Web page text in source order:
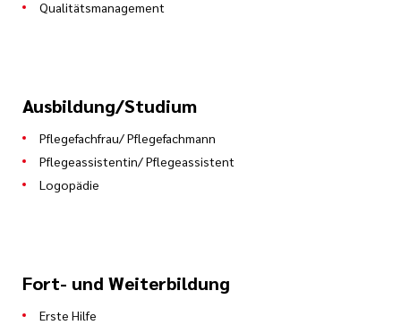
1.800 Stunden Praktische Weiterbildung
oder interdisziplinären Notaufnahme
260 Stunden Intensivstation
Qualitätsmanagement
Ausbildung/Studium
Pflegefachfrau/ Pflegefachmann
Pflegeassistentin/ Pflegeassistent
Logopädie
Fort- und Weiterbildung
Erste Hilfe